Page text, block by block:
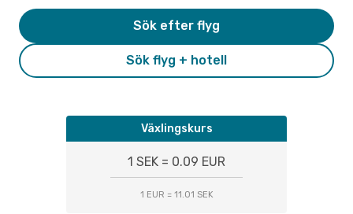
Sök flyg + hotell
Sök efter flyg
Växlingskurs
1 SEK = 0.09 EUR
1 EUR = 11.01 SEK